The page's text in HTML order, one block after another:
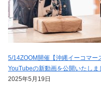
5/14ZOOM開催【沖縄イーコマ
YouTubeの新動画を公開いたしま
2025年5月19日